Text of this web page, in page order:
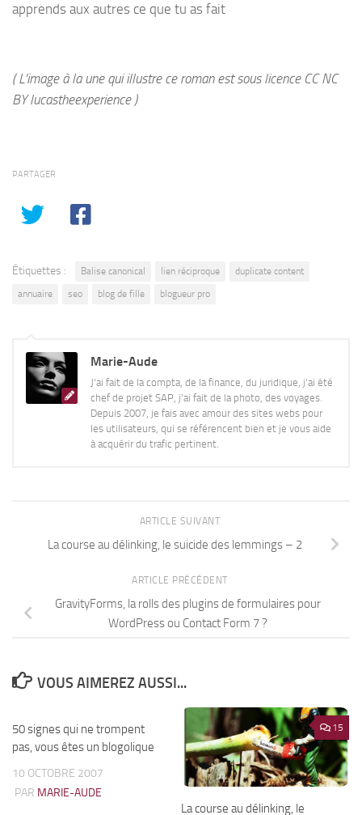
apprends aux autres ce que tu as fait
( L’image à la une qui illustre ce roman est sous licence CC NC
BY lucastheexperience )
PARTAGER
Étiquettes : Balise canonical lien réciproque
duplicate content
annuaire
seo blog de fille blogueur pro
Marie-Aude
J'ai fait de la compta, de la finance, du juridique, j'ai été
chef de projet SAP, j'ai fait de la photo, des voyages.
Depuis 2007, je fais avec amour des sites webs pour
les utilisateurs, qui se référencent bien et je vous aide
à acquérir du trafic pertinent.
ARTICLE SUIVANT
La course au délinking, le suicide des lemmings – 2
ARTICLE PRÉCÉDENT
GravityForms, la rolls des plugins de formulaires pour
WordPress ou Contact Form 7 ?
VOUS AIMEREZ AUSSI...
50 signes qui ne trompent
pas, vous êtes un blogolique
10 OCTOBRE 2007
PAR MARIE-AUDE
15
La course au délinking, le